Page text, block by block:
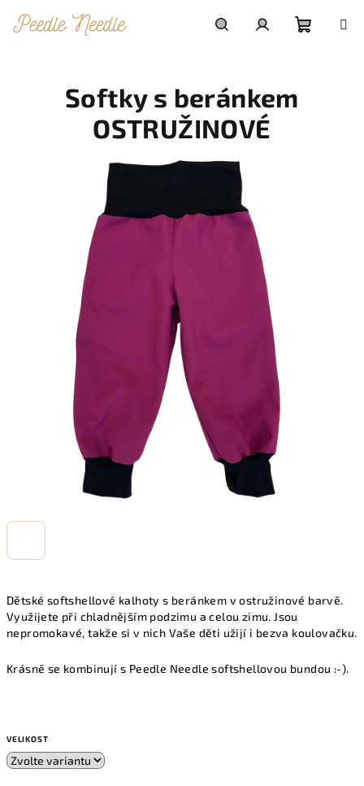
Dětské softshellové kalhoty s beránkem v ostružinové barvě.
Využijete při chladnějším podzimu a celou zimu. Jsou
nepromokavé, takže si v nich Vaše děti užijí i bezva koulovačku.
Krásně se kombinují s Peedle Needle softshellovou bundou :-).
VELIKOST
Softky s beránkem
OSTRUŽINOVÉ